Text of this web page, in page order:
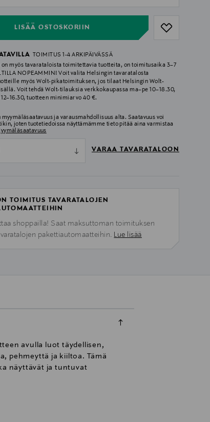
LISÄÄ OSTOSKORIIN
TOIMITUS 1-4 ARKIPÄIVÄSSÄ
on myös tavarataloista toimitettavia tuotteita, on toimitusaika 3–7
NOPEAMMIN! Voit valita Helsingin tavaratalosta
myös Wolt-pikatoimituksen, jos tilaat Helsingin Wolt-
Voit tehdä Wolt-tilauksia verkkokaupassa ma–pe 10–18.30,
12–16.30, tuotteen minimiarvo 40 €.
myymäläsaatavuus ja varausmahdollisuus alta. Saatavuus voi
joten tuotetiedoissa näyttämämme tieto pitää aina varmistaa
VARAA TAVARATALOON
TOIMITUS TAVARATALOJEN
shoppailla! Saat maksuttoman toimituksen
pakettiautomaatteihin. Lue lisää
avulla luot täydellisen,
pehmeyttä ja kiiltoa. Tämä
näyttävät ja tuntuvat